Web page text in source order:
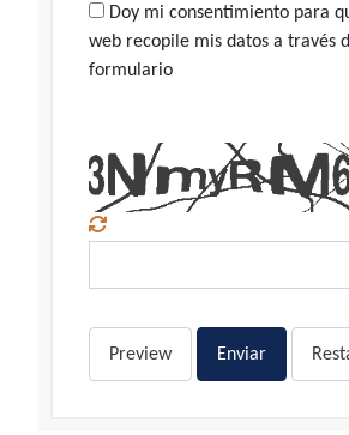
Doy mi consentimiento para
web recopile mis datos a través
formulario
Preview Enviar